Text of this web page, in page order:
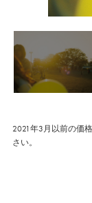
2021年3月以前の価
さい。